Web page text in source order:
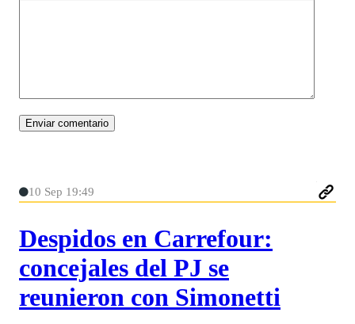
10 Sep 19:49
Despidos en Carrefour:
concejales del PJ se
reunieron con Simonetti